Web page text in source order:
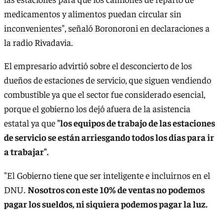
medicamentos y alimentos puedan circular sin
inconvenientes", señaló Boronoroni en declaraciones a
la radio Rivadavia.
El empresario advirtió sobre el desconcierto de los
dueños de estaciones de servicio, que siguen vendiendo
combustible ya que el sector fue considerado esencial,
porque el gobierno los dejó afuera de la asistencia
estatal ya que"los equipos de trabajo de las estaciones
de servicio se están arriesgando todos los días para ir
a trabajar".
"El Gobierno tiene que ser inteligente e incluirnos en el
DNU. Nosotros con este 10% de ventas no podemos
pagar los sueldos, ni siquiera podemos pagar la luz.